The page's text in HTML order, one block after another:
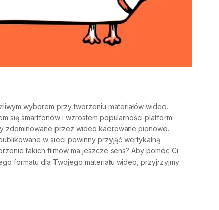
wyborem przy tworzeniu materiałów wideo.
się smartfonów i wzrostem popularności platform
zdominowane przez wideo kadrowane pionowo.
w sieci powinny przyjąć wertykalną
takich filmów ma jeszcze sens? Aby pomóc Ci
formatu dla Twojego materiału wideo, przyjrzyjmy